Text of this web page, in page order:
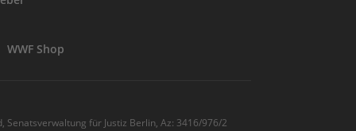
WWF Shop
Senatsverwaltung für Justiz Berlin, Az: 3416/976/2